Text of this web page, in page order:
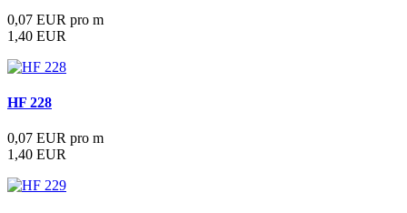
0,07 EUR pro m
1,40 EUR
HF 228
0,07 EUR pro m
1,40 EUR